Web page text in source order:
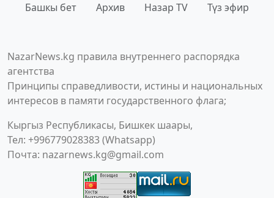
Башкы бет Архив Назар TV Түз эфир
NazarNews.kg правила внутреннего распорядка
агентства
Принципы справедливости, истины и национальных
интересов в памяти государственного флага;
Кыргыз Республикасы, Бишкек шаары,
Тел: +996779028383 (Whatsapp)
Почта: nazarnews.kg@gmail.com